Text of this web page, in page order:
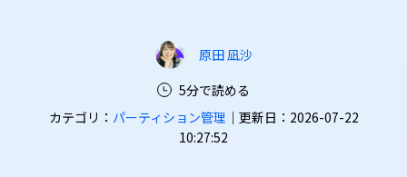
原田 凪沙
5分で読める
カテゴリ： パーティション管理 ｜更新日：2026-07-22
10:27:52